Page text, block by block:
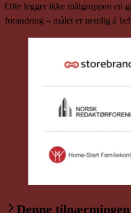
Ofte legger ikke målgruppen en
forandring – målet er nemlig å
Denne